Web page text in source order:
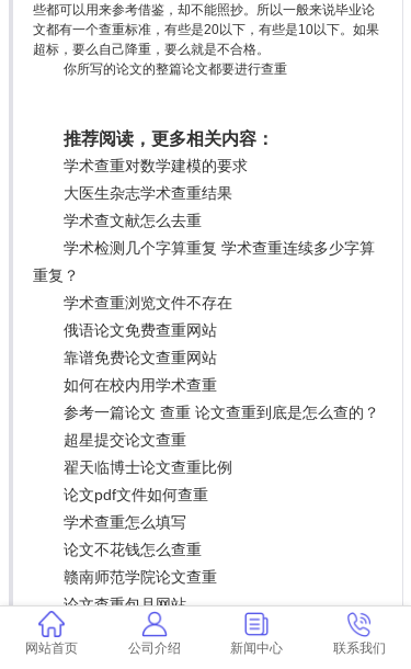
些都可以用来参考借鉴，却不能照抄。所以一般来说毕业论
文都有一个查重标准，有些是20以下，有些是10以下。如果
超标，要么自己降重，要么就是不合格。
你所写的论文的整篇论文都要进行查重
推荐阅读，更多相关内容：
学术查重对数学建模的要求
大医生杂志学术查重结果
学术查文献怎么去重
学术检测几个字算重复 学术查重连续多少字算
重复？
学术查重浏览文件不存在
俄语论文免费查重网站
靠谱免费论文查重网站
如何在校内用学术查重
参考一篇论文 查重 论文查重到底是怎么查的？
超星提交论文查重
翟天临博士论文查重比例
论文pdf文件如何查重
学术查重怎么填写
论文不花钱怎么查重
赣南师范学院论文查重
论文查重包月网站
学术论文初稿免费查重
学术平台如何查重文献资料
网站首页 公司介绍 新闻中心 联系我们